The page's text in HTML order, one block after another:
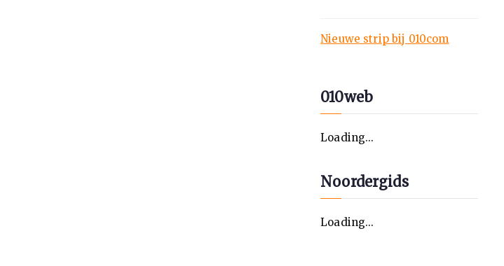
Nieuwe strip bij 010com
010web
Loading...
Noordergids
Loading...